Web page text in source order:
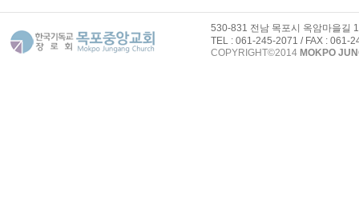
530-831 전남 목포시 옥암마을길
TEL : 061-245-2071 / FAX : 061-
COPYRIGHT©2014 MOKPO